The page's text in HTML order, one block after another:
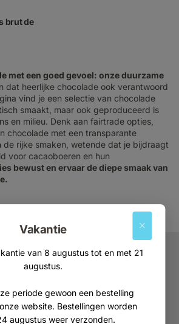
Vakantie
van 8 augustus tot en met 21
augustus.
periode gewoon een bestelling
website. Bestellingen worden
augustus weer verzonden.
brut de
met een goed gevoel: onze duurzame
dat heerlijke chocolade ook verantwoord
vind je een selectie van chocolade
smaakt, maar ook geproduceerd is
en milieu. Denk aan fairtrade opties,
chocolade met een transparante
de rijke smaken, wetende dat je bijdraagt
voor cacaoboeren en hun
bewust en ervaar de diepe smaak van